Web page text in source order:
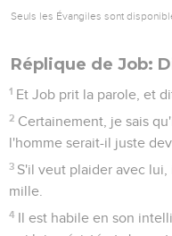
Seuls les Évangiles sont
Réplique de Job:
1 Et Job prit la parole, et
2 Certainement, je sais
l'homme serait-il juste
3 S'il veut plaider avec
mille.
4 Il est habile en son